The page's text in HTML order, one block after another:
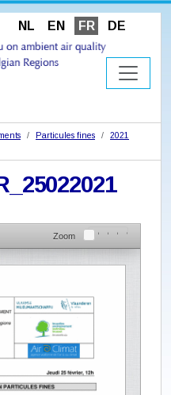
NL EN FR DE
Particules fines
2021
Zoom